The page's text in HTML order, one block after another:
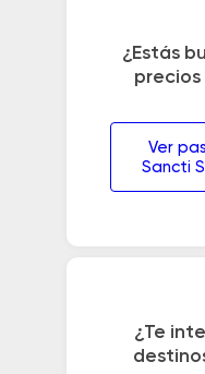
¿Estás
precios
Ver
Sancti
¿Te